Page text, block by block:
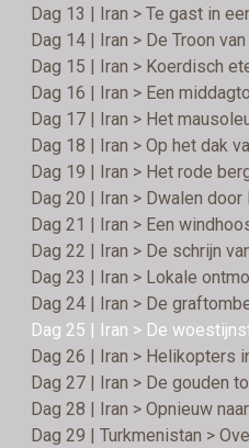
Dag 13 | Iran > Te gast in
Dag 14 | Iran > De Troon
Dag 15 | Iran > Koerdisch
Dag 16 | Iran > Een
Dag 17 | Iran > Het
Dag 18 | Iran > Op het dak
Dag 19 | Iran > Het rode
Dag 20 | Iran > Dwalen door
Dag 21 | Iran > Een
Dag 22 | Iran > De schrijn
Dag 23 | Iran > Lokale
Dag 24 | Iran > De
Dag 25 | Iran > De
Dag 26 | Iran > Helikopters
Dag 27 | Iran > De gouden
Dag 28 | Iran > Opnieuw
Dag 29 | Turkmenistan >